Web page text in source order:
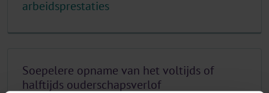
arbeidsprestaties
Soepelere opname van het voltijds of
halftijds ouderschapsverlof